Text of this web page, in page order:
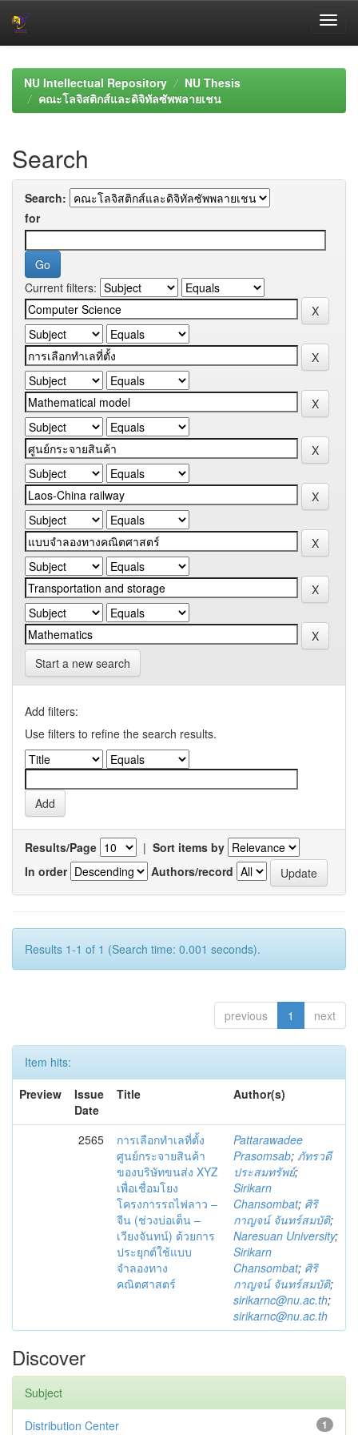
navigationNU Intellectual Repository
NU Thesis
คณะโลจิสติกส์และดิจิทัลซัพพลายเชน
Search
Search:
for
Current filters:
Start a new search
Add filters:
Use filters to refine the search results.
Results/Page | Sort items by
In order
Authors/record
Results 1-1 of 1 (Search time: 0.001 seconds).
previous 1 next
Item hits:
Preview
Issue
Date
Title Author(s)
2565
การเลือกทำเลที่ตั้ง
ศูนย์กระจายสินค้า
ของบริษัทขนส่ง XYZ
เพื่อเชื่อมโยง
โครงการรถไฟลาว –
จีน (ช่วงบ่อเต็น –
เวียงจันทน์) ด้วยการ
ประยุกต์ใช้แบบ
จำลองทาง
คณิตศาสตร์
Pattarawadee
Prasomsab; ภัทรวดี
ประสมทรัพย์;
Sirikarn
Chansombat; ศิริ
กาญจน์ จันทร์สมบัติ;
Naresuan University;
Sirikarn
Chansombat; ศิริ
กาญจน์ จันทร์สมบัติ;
sirikarnc@nu.ac.th;
sirikarnc@nu.ac.th
Discover
Subject
1
Distribution Center